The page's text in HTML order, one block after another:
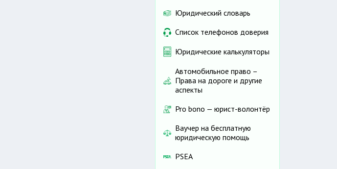
Юридический словарь
Список телефонов доверия
Юридические калькуляторы
Автомобильное право –
Права на дороге и другие
аспекты
Pro bono — юрист-волонтёр
Ваучер на бесплатную
юридическую помощь
PSEA